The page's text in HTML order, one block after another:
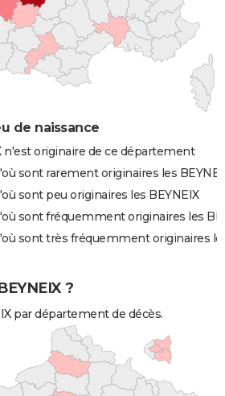
de naissance
n'est originaire de ce département
sont rarement originaires les
sont peu originaires les BEYNEIX
sont fréquemment originaires les
sont très fréquemment originaires
?
par département de décès.